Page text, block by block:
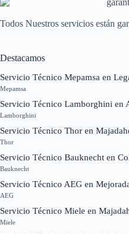
Todos Nuestros servicios están
Destacamos
Servicio Técnico Mepamsa en
Mepamsa
Servicio Técnico Lamborghini en
Lamborghini
Servicio Técnico Thor en
Thor
Servicio Técnico Bauknecht en
Bauknecht
Servicio Técnico AEG en
AEG
Servicio Técnico Miele en
Miele